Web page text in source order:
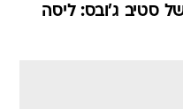
סטיב ג'ובס: ליסה